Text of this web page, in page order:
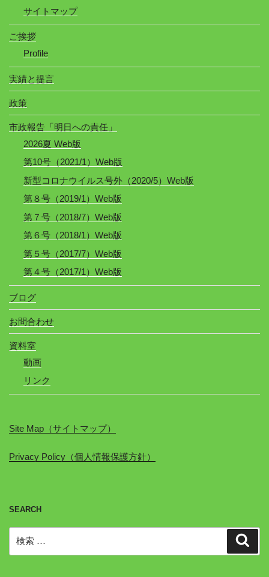
サイトマップ
ご挨拶
Profile
実績と提言
政策
市政報告「明日への責任」
2026夏 Web版
第10号（2021/1）Web版
新型コロナウイルス号外（2020/5）Web版
第８号（2019/1）Web版
第７号（2018/7）Web版
第６号（2018/1）Web版
第５号（2017/7）Web版
第４号（2017/1）Web版
ブログ
お問合わせ
資料室
動画
リンク
Site Map（サイトマップ）
Privacy Policy（個人情報保護方針）
SEARCH
索: